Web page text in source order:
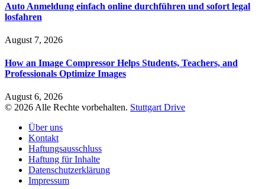
Auto Anmeldung einfach online durchführen und sofort legal
losfahren
August 7, 2026
How an Image Compressor Helps Students, Teachers, and
Professionals Optimize Images
August 6, 2026
© 2026 Alle Rechte vorbehalten. Stuttgart Drive
Über uns
Kontakt
Haftungsausschluss
Haftung für Inhalte
Datenschutzerklärung
Impressum